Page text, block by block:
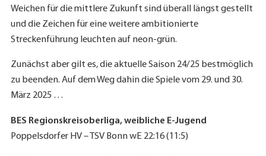
Weichen für die mittlere Zukunft sind überall längst gestellt
und die Zeichen für eine weitere ambitionierte
Streckenführung leuchten auf neon-grün.
Zunächst aber gilt es, die aktuelle Saison 24/25 bestmöglich
zu beenden. Auf dem Weg dahin die Spiele vom 29. und 30.
März 2025 …
BES Regionskreisoberliga, weibliche E-Jugend
Poppelsdorfer HV – TSV Bonn wE 22:16 (11:5)